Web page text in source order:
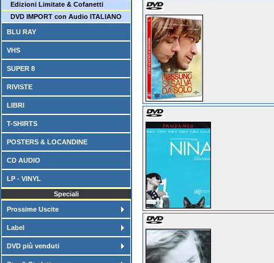
Edizioni Limitate & Cofanetti
DVD IMPORT con Audio ITALIANO
BLU RAY
VHS
SUPER 8
RIVISTE
LIBRI
T-SHIRTS
POSTERS & LOCANDINE
CD AUDIO
LP - VINYL
Speciali
Prossime Uscite
Label
DVD più venduti